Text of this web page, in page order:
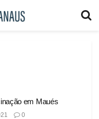
em Maués
0